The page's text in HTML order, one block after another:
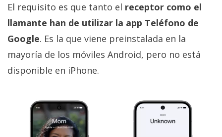
El requisito es que tanto el receptor como el
llamante han de utilizar la app Teléfono de
Google. Es la que viene preinstalada en la
mayoría de los móviles Android, pero no está
disponible en iPhone.